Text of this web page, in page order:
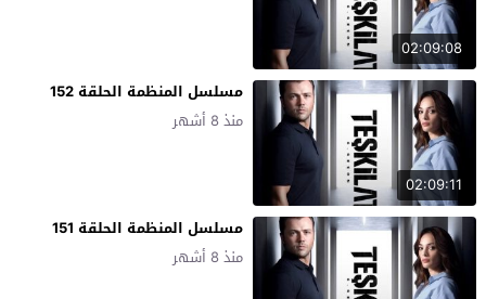
02:09:08
02:09:11
مسلسل المنظمة الحلقة 152
منذ 8 أشهر
مسلسل المنظمة الحلقة 151
منذ 8 أشهر